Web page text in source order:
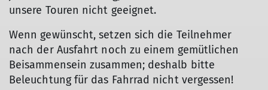
unsere Touren nicht geeignet.
Wenn gewünscht, setzen sich die Teilnehmer
nach der Ausfahrt noch zu einem gemütlichen
Beisammensein zusammen; deshalb bitte
Beleuchtung für das Fahrrad nicht vergessen!